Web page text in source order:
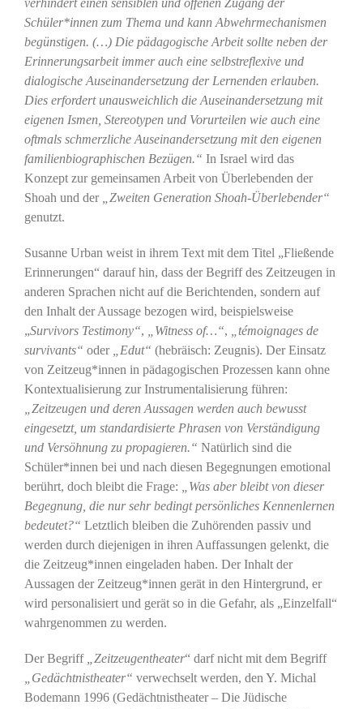
verhindert einen sensiblen und offenen Zugang der
Schüler*innen zum Thema und kann Abwehrmechanismen
begünstigen. (…) Die pädagogische Arbeit sollte neben der
Erinnerungsarbeit immer auch eine selbstreflexive und
dialogische Auseinandersetzung der Lernenden erlauben.
Dies erfordert unausweichlich die Auseinandersetzung mit
eigenen Ismen, Stereotypen und Vorurteilen wie auch eine
oftmals schmerzliche Auseinandersetzung mit den eigenen
familienbiographischen Bezügen.“ In Israel wird das
Konzept zur gemeinsamen Arbeit von Überlebenden der
Shoah und der „Zweiten Generation Shoah-Überlebender“
genutzt.
Susanne Urban weist in ihrem Text mit dem Titel „Fließende
Erinnerungen“ darauf hin, dass der Begriff des Zeitzeugen in
anderen Sprachen nicht auf die Berichtenden, sondern auf
den Inhalt der Aussage bezogen wird, beispielsweise
„Survivors Testimony“, „Witness of…“, „témoignages de
survivants“ oder „Edut“ (hebräisch: Zeugnis). Der Einsatz
von Zeitzeug*innen in pädagogischen Prozessen kann ohne
Kontextualisierung zur Instrumentalisierung führen:
„Zeitzeugen und deren Aussagen werden auch bewusst
eingesetzt, um standardisierte Phrasen von Verständigung
und Versöhnung zu propagieren.“ Natürlich sind die
Schüler*innen bei und nach diesen Begegnungen emotional
berührt, doch bleibt die Frage: „Was aber bleibt von dieser
Begegnung, die nur sehr bedingt persönliches Kennenlernen
bedeutet?“ Letztlich bleiben die Zuhörenden passiv und
werden durch diejenigen in ihren Auffassungen gelenkt, die
die Zeitzeug*innen eingeladen haben. Der Inhalt der
Aussagen der Zeitzeug*innen gerät in den Hintergrund, er
wird personalisiert und gerät so in die Gefahr, als „Einzelfall“
wahrgenommen zu werden.
Der Begriff „Zeitzeugentheater“ darf nicht mit dem Begriff
„Gedächtnistheater“ verwechselt werden, den Y. Michal
Bodemann 1996 (Gedächtnistheater – Die Jüdische